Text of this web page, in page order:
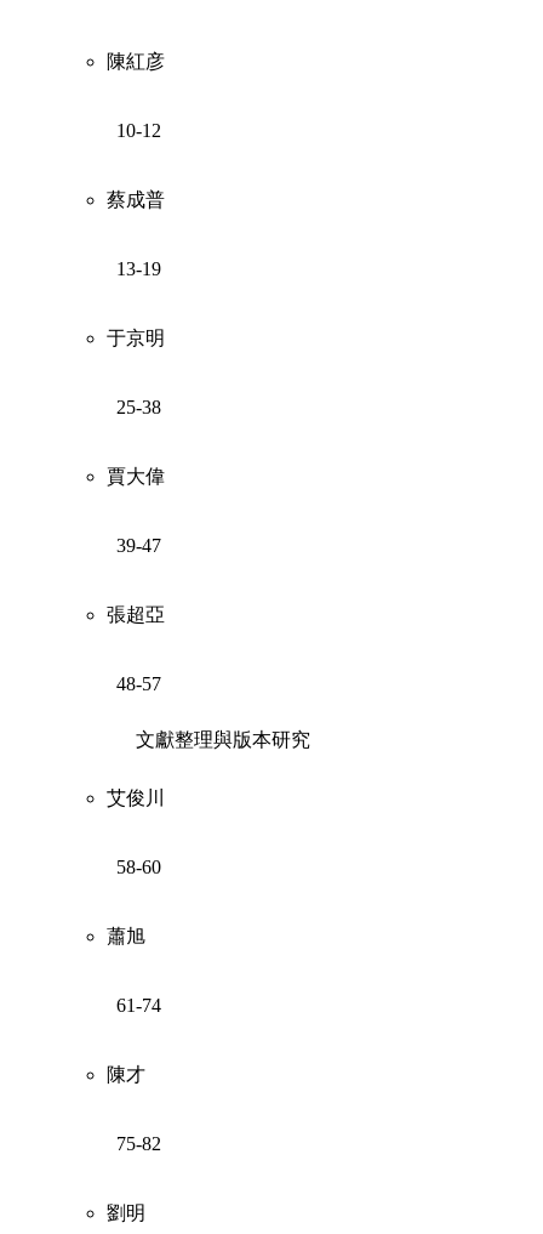
陳紅彦
10-12
蔡成普
13-19
于京明
25-38
賈大偉
39-47
張超亞
48-57
文獻整理與版本研究
艾俊川
58-60
蕭旭
61-74
陳才
75-82
劉明